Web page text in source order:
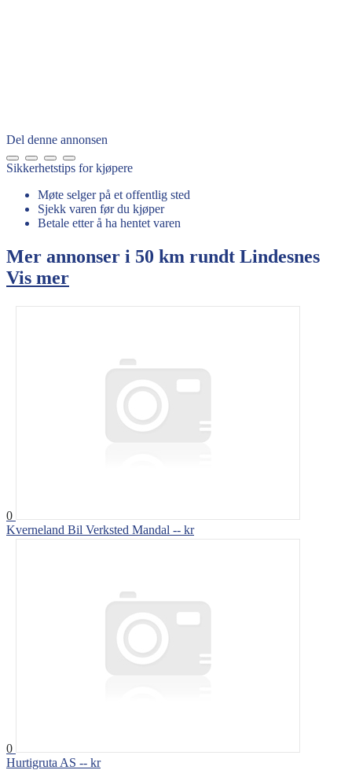
Del denne annonsen
Sikkerhetstips for kjøpere
Møte selger på et offentlig sted
Sjekk varen før du kjøper
Betale etter å ha hentet varen
Mer annonser i 50 km rundt Lindesnes
Vis mer
0
Kverneland Bil Verksted Mandal -- kr
0
Hurtigruta AS -- kr